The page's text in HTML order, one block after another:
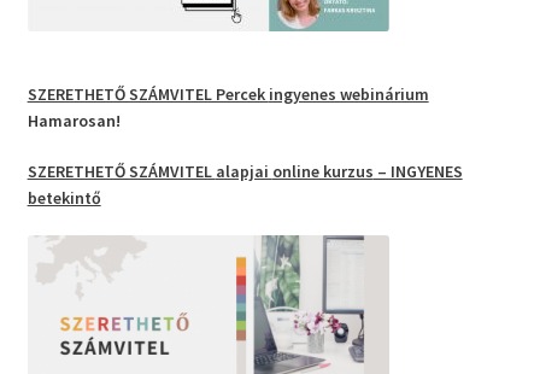
SZERETHETŐ SZÁMVITEL Percek ingyenes webinárium
Hamarosan!
SZERETHETŐ SZÁMVITEL alapjai online kurzus – INGYENES
betekintő